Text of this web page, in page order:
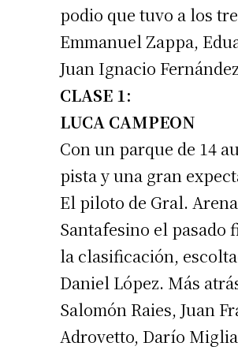
podio que tuvo a los
Emmanuel Zappa,
Juan Ignacio
CLASE 1:
LUCA CAMPEON
Con un parque de 14
pista y una gran
El piloto de Gral.
Santafesino el pasado
la clasificación,
Daniel López. Más
Salomón Raies, Juan
Adrovetto, Darío